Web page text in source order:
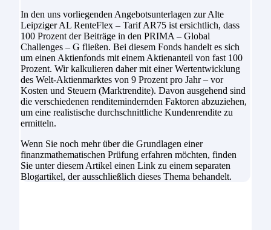
In den uns vorliegenden Angebotsunterlagen zur Alte
Leipziger AL RenteFlex – Tarif AR75 ist ersichtlich, dass
100 Prozent der Beiträge in den PRIMA – Global
Challenges – G fließen. Bei diesem Fonds handelt es sich
um einen Aktienfonds mit einem Aktienanteil von fast 100
Prozent. Wir kalkulieren daher mit einer Wertentwicklung
des Welt-Aktienmarktes von 9 Prozent pro Jahr – vor
Kosten und Steuern (Marktrendite). Davon ausgehend sind
die verschiedenen renditemindernden Faktoren abzuziehen,
um eine realistische durchschnittliche Kundenrendite zu
ermitteln.
Wenn Sie noch mehr über die Grundlagen einer
finanzmathematischen Prüfung erfahren möchten, finden
Sie unter diesem Artikel einen Link zu einem separaten
Blogartikel, der ausschließlich dieses Thema behandelt.